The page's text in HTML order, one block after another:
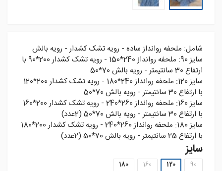
شامل: ملحفه روانداز ساده - رویه تشک کشدار - رویه بالش
سايز 90: ملحفه روانداز 240*150 - رويه تشک کشدار 200*90 با
ارتفاع 30 سانتيمتر - رويه بالش 70*50
سايز 120: ملحفه روانداز 240*180 - رويه تشک کشدار 200*120
با ارتفاع 30 سانتيمتر - رويه بالش 70*50
سايز 160: ملحفه روانداز 260*240 - رويه تشک کشدار 200*160
با ارتفاع 30 سانتيمتر - رويه بالش 70*50 (2عدد)
سايز 180: ملحفه روانداز 260*240 - رويه تشک کشدار 200*180
با ارتفاع 25 سانتيمتر - رويه بالش 70*50 (2عدد)
سایز
90
120
160
180